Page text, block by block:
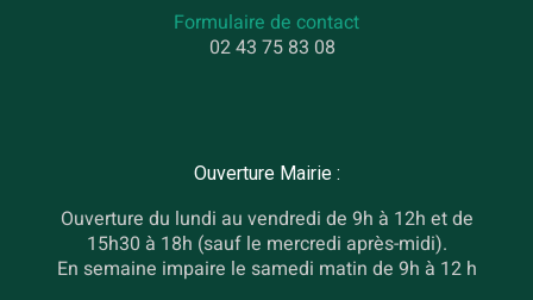
Formulaire de contact
02 43 75 83 08
Ouverture Mairie :
Ouverture du lundi au vendredi de 9h à 12h et de
15h30 à 18h (sauf le mercredi après-midi).
En semaine impaire le samedi matin de 9h à 12 h